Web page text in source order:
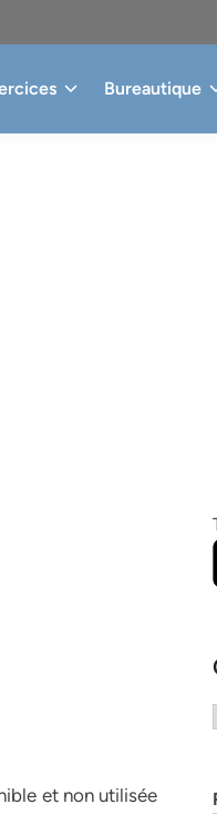
Bureautique
et non utilisée